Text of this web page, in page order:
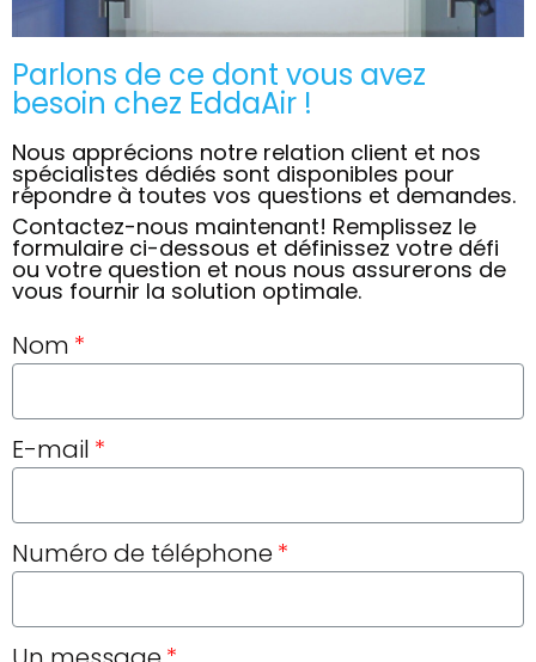
Parlons de ce dont vous avez
besoin chez EddaAir !
Nous apprécions notre relation client et nos
spécialistes dédiés sont disponibles pour
répondre à toutes vos questions et demandes.
Contactez-nous maintenant! Remplissez le
formulaire ci-dessous et définissez votre défi
ou votre question et nous nous assurerons de
vous fournir la solution optimale.
Nom
E-mail
Numéro de téléphone